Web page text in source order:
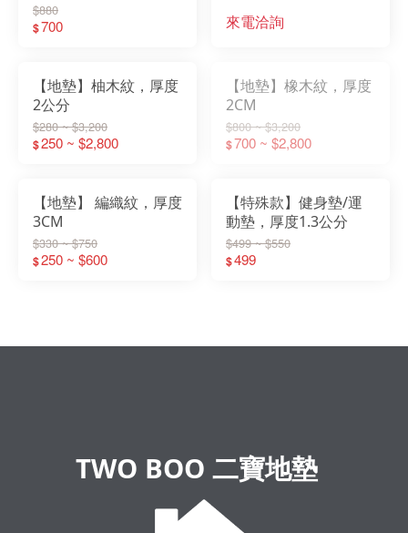
$880
$700
來電洽詢
【地墊】柚木紋，厚度
2公分
$280 ~ $3,200
$250 ~ $2,800
【地墊】橡木紋，厚度
2CM
$800 ~ $3,200
$700 ~ $2,800
【地墊】 編織紋，厚度
3CM
$330 ~ $750
$250 ~ $600
【特殊款】健身墊/運
動墊，厚度1.3公分
$499 ~ $550
$499
TWO BOO 二寶地墊